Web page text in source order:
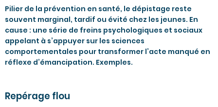
Pilier de la prévention en santé, le dépistage reste
souvent marginal, tardif ou évité chez les jeunes. En
cause : une série de freins psychologiques et sociaux
appelant à s’appuyer sur les sciences
comportementales pour transformer l’acte manqué en
réflexe d’émancipation. Exemples.
Repérage flou